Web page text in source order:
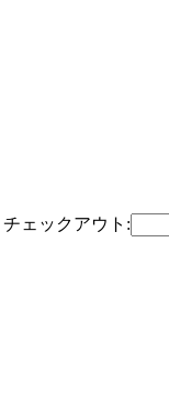
チェックアウト: